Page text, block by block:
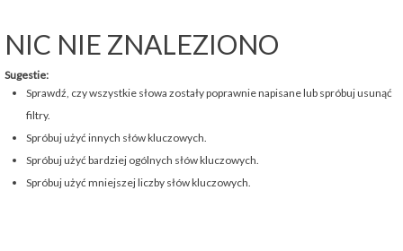
NIC NIE ZNALEZIONO
Sugestie:
Sprawdź, czy wszystkie słowa zostały poprawnie napisane lub spróbuj usunąć
filtry.
Spróbuj użyć innych słów kluczowych.
Spróbuj użyć bardziej ogólnych słów kluczowych.
Spróbuj użyć mniejszej liczby słów kluczowych.